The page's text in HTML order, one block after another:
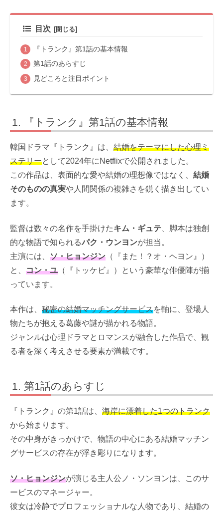
目次
『トランク』第1話の基本情報
第1話のあらすじ
見どころと注目ポイント
『トランク』第1話の基本情報
韓国ドラマ『トランク』は、 結婚をテーマにした心理ミ
ステリーとして2024年にNetflixで公開されました。
この作品は、表面的な愛や結婚の理想像ではなく、 結婚
そのものの真実や人間関係の複雑さを鋭く描き出してい
ます。
監督は数々の名作を手掛けたキム・ギュテ 、脚本は独創
的な物語で知られるパク・ウンヨンが担当。
主演には、 ソ・ヒョンジン （『また！？オ・ヘヨン』）
と、 コン・ユ （『トッケビ』）という豪華な俳優陣が揃
っています。
本作は、 秘密の結婚マッチングサービスを軸に、登場人
物たちが抱える葛藤や謎が描かれる物語。
ジャンルは心理ドラマとロマンスが融合した作品で、観
る者を深く考えさせる要素が満載です。
第1話のあらすじ
『トランク』の第1話は、 海岸に漂着した1つのトランク
から始まります。
その中身がきっかけで、物語の中心にある結婚マッチン
グサービスの存在が浮き彫りになります。
ソ・ヒョンジンが演じる主人公ノ・ソンヨンは、このサ
ービスのマネージャー。
彼女は冷静でプロフェッショナルな人物であり、結婚の